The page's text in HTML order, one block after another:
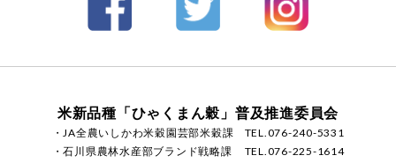
米新品種「ひゃくまん穀」普及推進委員会
・JA全農いしかわ米穀園芸部米穀課
TEL.076-240-5331
・石川県農林水産部ブランド戦略課
TEL.076-225-1614